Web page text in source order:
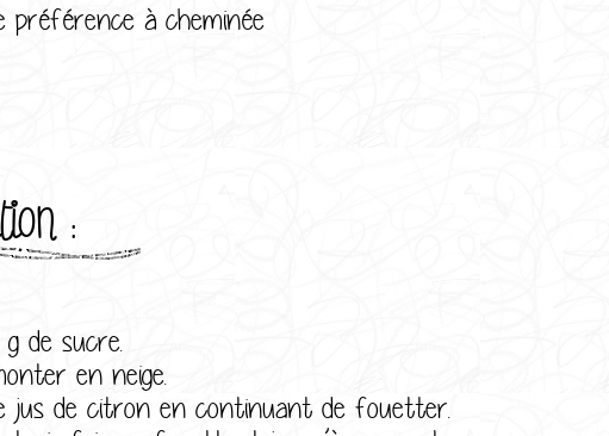
à cheminée
:
de sucre.
en neige.
jus de citron en continuant de fouetter.